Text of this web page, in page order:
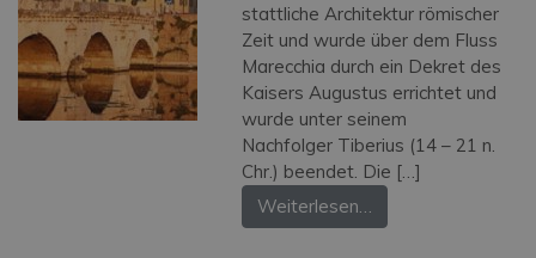
stattliche Architektur römischer
Zeit und wurde über dem Fluss
Marecchia durch ein Dekret des
Kaisers Augustus errichtet und
wurde unter seinem
Nachfolger Tiberius (14 – 21 n.
Chr.) beendet. Die […]
Weiterlesen…